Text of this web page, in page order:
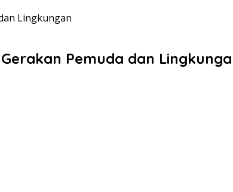
Lingkungan
Pemuda dan